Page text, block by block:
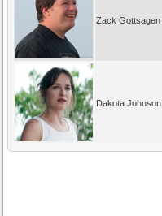
Zack Gottsagen
Dakota Johnson